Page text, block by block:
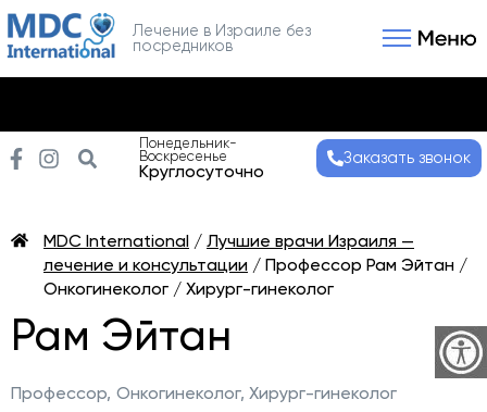
Лечение в Израиле без
посредников
Понедельник-
Воскресенье
Круглосуточно
Заказать звонок
MDC International / Лучшие врачи Израиля —
лечение и консультации / Профессор Рам Эйтан /
Онкогинеколог / Хирург-гинеколог
Рам Эйтан
Профессор, Онкогинеколог, Хирург-гинеколог